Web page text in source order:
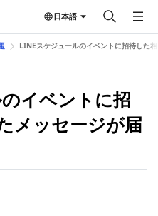
日本語
LINEスケジュールのイベントに招待した
イベントに招
メッセージが届